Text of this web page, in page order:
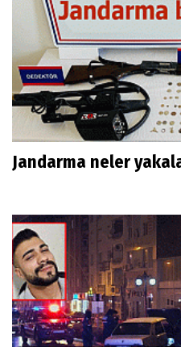
Jandarma neler